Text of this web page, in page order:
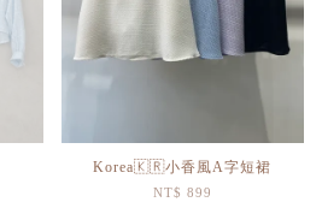
Korea🇰🇷小香風A字短裙
NT$ 899